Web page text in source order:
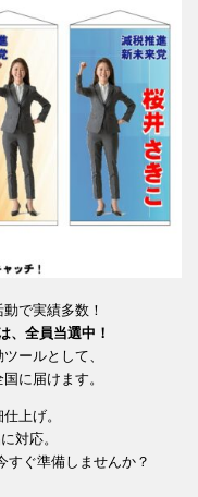
で実績多数！
、全員当選中！
ールとして、
に届けます。
上げ。
対応。
すぐ準備しませんか？